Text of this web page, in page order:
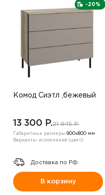
-20%
Комод Сиэтл ,бежевый
13 300 P.21 945 P.
Габаритные размеры:900х800 мм
Варианты исполнения (цвет):
Доставка по РФ.
В корзину